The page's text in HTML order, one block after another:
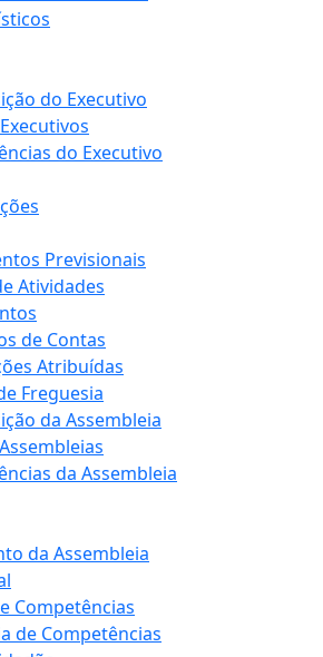
do Executivo
do Executivo
Previsionais
Atividades
de Contas
Atribuídas
Freguesia
da Assembleia
da Assembleia
da Assembleia
Competências
de Competências